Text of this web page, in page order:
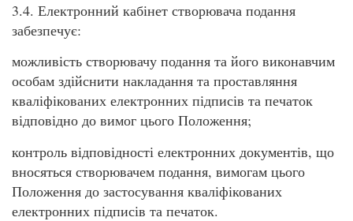
3.4. Електронний кабінет створювача подання
забезпечує:
можливість створювачу подання та його виконавчим
особам здійснити накладання та проставляння
кваліфікованих електронних підписів та печаток
відповідно до вимог цього Положення;
контроль відповідності електронних документів, що
вносяться створювачем подання, вимогам цього
Положення до застосування кваліфікованих
електронних підписів та печаток.